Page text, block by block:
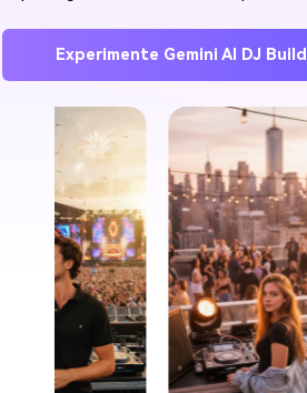
Experimente Gemini AI DJ